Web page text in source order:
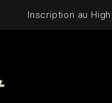
Inscription au